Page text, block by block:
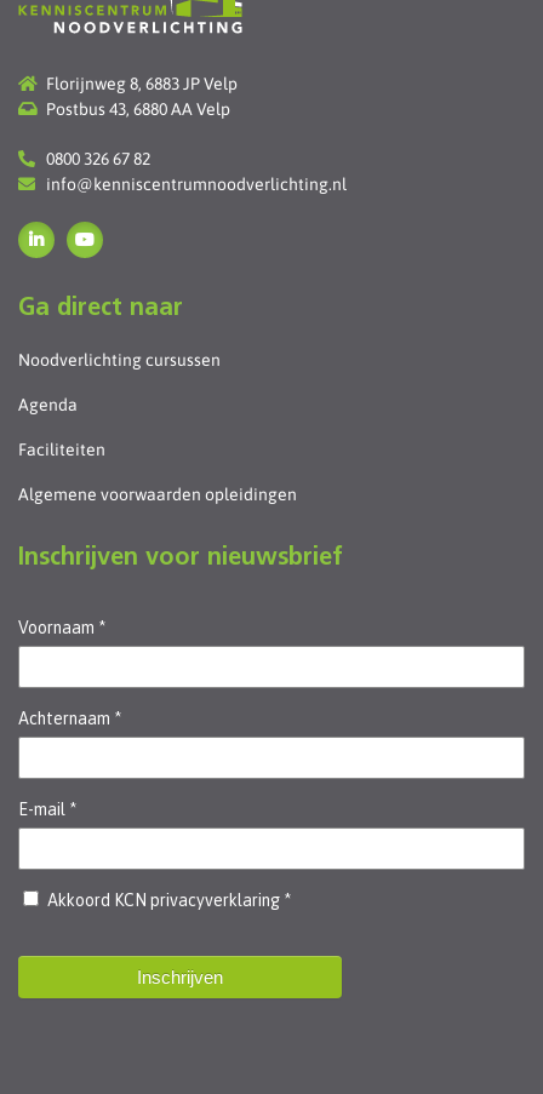
Florijnweg 8, 6883 JP Velp
Postbus 43, 6880 AA Velp
0800 326 67 82
info@kenniscentrumnoodverlichting.nl
Ga direct naar
Noodverlichting cursussen
Agenda
Faciliteiten
Algemene voorwaarden opleidingen
Inschrijven voor nieuwsbrief